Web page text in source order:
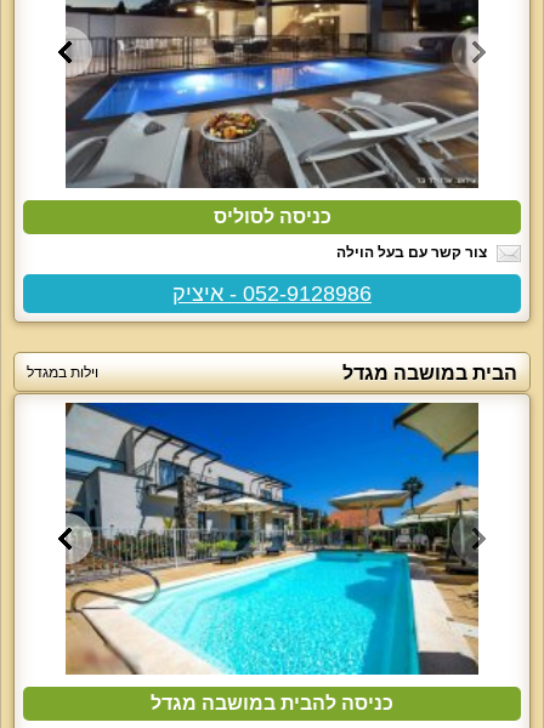
כניסה לסוליס
צור קשר עם בעל הוילה
052-9128986 - איציק
הבית במושבה מגדל וילות במגדל
כניסה להבית במושבה מגדל